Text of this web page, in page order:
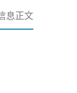
息正文